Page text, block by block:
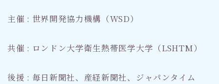
主催 : 世界開発協力機構（WSD）
共催 : ロンドン大学衛生熱帯医学大学（LSHTM）
後援 : 毎日新聞社、産経新聞社、ジャパンタイム